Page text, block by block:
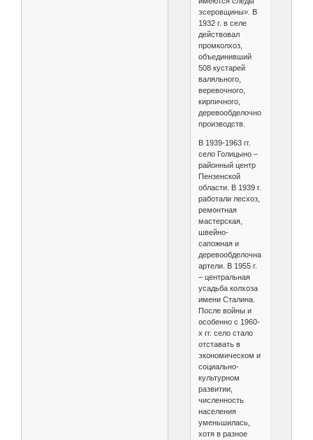
эсеровщины». В
1932 г. в селе
действовал
промколхоз,
объединивший
508 кустарей
валяльного,
веревочного,
кирпичного,
деревообделочного
производств.
В 1939-1963 гг.
село Голицыно –
районный центр
Пензенской
области. В 1939 г.
работали лесхоз,
ремонтная
мастерская,
швейно-
сапожная и
деревообделочная
артели. В 1955 г.
– центральная
усадьба колхоза
имени Сталина.
После войны и
особенно с 1960-
х гг. село стало
отставать в
экономическом и
социально-
культурном
развитии,
численность
населения
уменьшилась,
хотя в разное